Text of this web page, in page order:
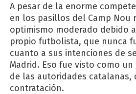
A pesar de la enorme
en los pasillos del Camp Nou
optimismo moderado debido
propio futbolista, que nunca
cuanto a sus intenciones de
Madrid. Eso fue visto como
de las autoridades catalanas,
contratación.